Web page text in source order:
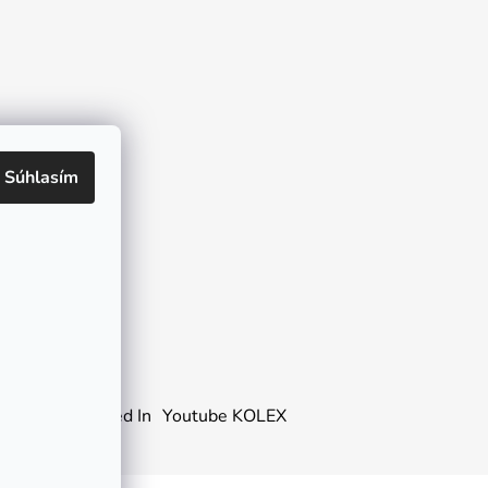
Súhlasím
Linked In Youtube KOLEX